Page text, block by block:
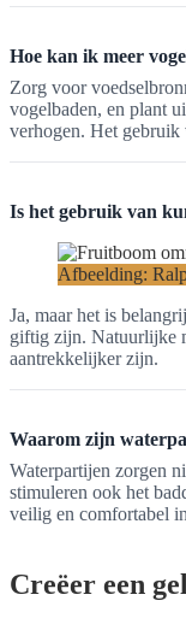
Hoe kan ik meer
Zorg voor
vogelbaden, en plant
verhogen. Het
Is het gebruik van
Afbeelding:
Ja, maar het is
giftig zijn. Natuurlijke
aantrekkelijker zijn.
Waarom zijn
Waterpartijen zorgen
stimuleren ook het
veilig en comfortabel
Creëer een